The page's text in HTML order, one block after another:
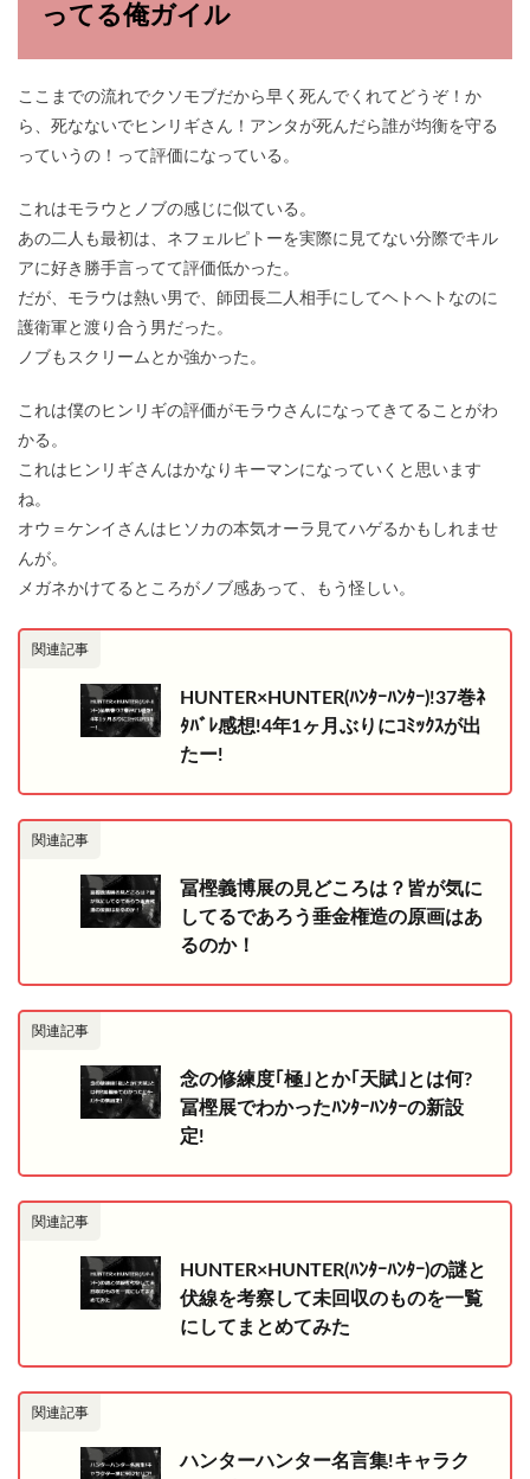
ってる俺ガイル
ここまでの流れでクソモブだから早く死んでくれてどうぞ！か
ら、死なないでヒンリギさん！アンタが死んだら誰が均衡を守る
っていうの！って評価になっている。
これはモラウとノブの感じに似ている。
あの二人も最初は、ネフェルピトーを実際に見てない分際でキル
アに好き勝手言ってて評価低かった。
だが、モラウは熱い男で、師団長二人相手にしてヘトヘトなのに
護衛軍と渡り合う男だった。
ノブもスクリームとか強かった。
これは僕のヒンリギの評価がモラウさんになってきてることがわ
かる。
これはヒンリギさんはかなりキーマンになっていくと思います
ね。
オウ＝ケンイさんはヒソカの本気オーラ見てハゲるかもしれませ
んが。
メガネかけてるところがノブ感あって、もう怪しい。
関連記事
HUNTER×HUNTER(ﾊﾝﾀｰﾊﾝﾀｰ)!37巻ﾈ
ﾀﾊﾞﾚ感想!4年1ヶ月ぶりにｺﾐｯｸｽが出
たー!
関連記事
冨樫義博展の見どころは？皆が気に
してるであろう垂金権造の原画はあ
るのか！
関連記事
念の修練度｢極｣とか｢天賦｣とは何?
冨樫展でわかったﾊﾝﾀｰﾊﾝﾀｰの新設
定!
関連記事
HUNTER×HUNTER(ﾊﾝﾀｰﾊﾝﾀｰ)の謎と
伏線を考察して未回収のものを一覧
にしてまとめてみた
関連記事
ハンターハンター名言集!キャラク